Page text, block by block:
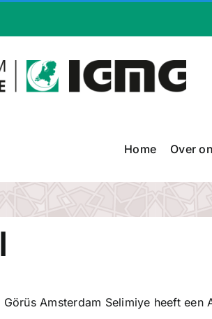
Home Over
Amsterdam Selimiye heeft